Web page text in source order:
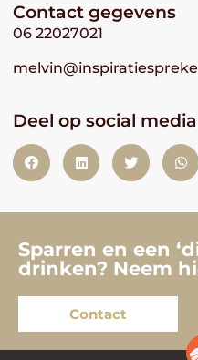
Contact gegevens
06 22027021
Deel op social media
Sparren en een
drinken? Neem
Contact